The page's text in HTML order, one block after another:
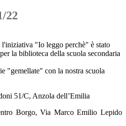
22
l'iniziativa "Io leggo perchè" è stato
la biblioteca della scuola secondaria
"gemellate" con la nostra scuola
51/C, Anzola dell’Emilia
Borgo, Via Marco Emilio Lepido